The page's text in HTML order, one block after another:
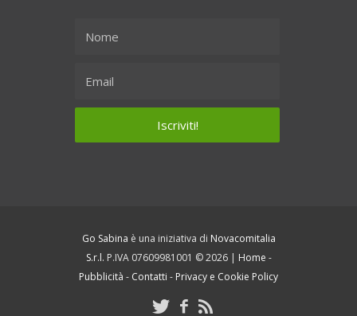
Go Sabina è una iniziativa di Novacomitalia
S.r.l. P.IVA 07609981001 © 2026 | Home -
Pubblicità - Contatti - Privacy e Cookie Policy